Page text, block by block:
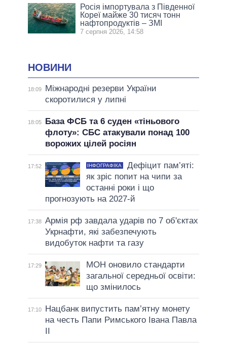
Росія імпортувала з Південної
Кореї майже 30 тисяч тонн
нафтопродуктів – ЗМІ
7 серпня 2026, 14:58
НОВИНИ
18:09
Міжнародні резерви України
скоротилися у липні
18:05
База ФСБ та 6 суден «тіньового
флоту»: СБС атакували понад 100
ворожих цілей росіян
17:52 ІНФОГРАФІКА
Дефіцит пам’яті:
як зріс попит на чипи за
останні роки і що
прогнозують на 2027-й
17:38 Армія рф завдала ударів по 7 об'єктах
Укрнафти, які забезпечують
видобуток нафти та газу
17:29
МОН оновило стандарти
загальної середньої освіти:
що змінилось
17:10
Нацбанк випустить пам’ятну монету
на честь Папи Римського Івана Павла
II